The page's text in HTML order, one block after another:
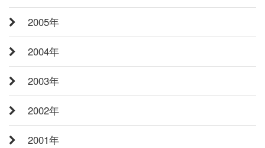
2005年
2004年
2003年
2002年
2001年